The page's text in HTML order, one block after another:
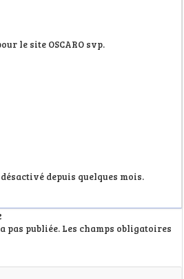
le site OSCARO svp.
depuis quelques mois.
pas publiée. Les champs obligatoires